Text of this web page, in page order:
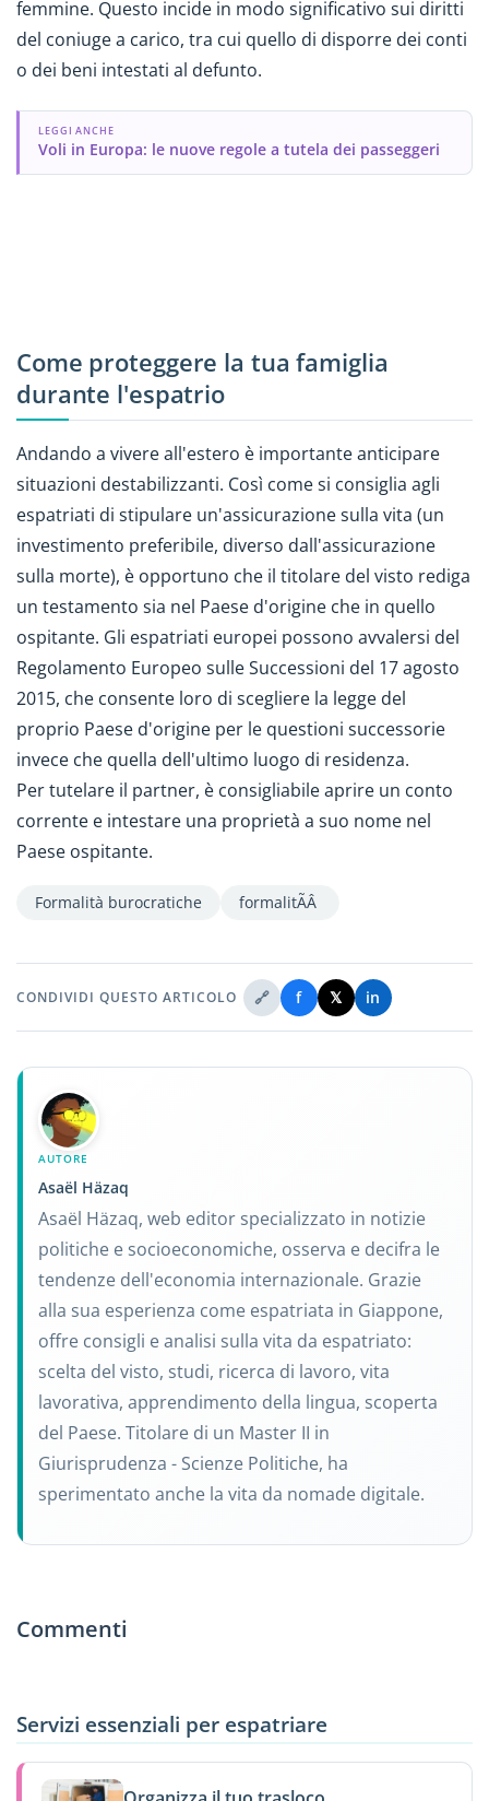
femmine. Questo incide in modo significativo sui diritti
del coniuge a carico, tra cui quello di disporre dei conti
o dei beni intestati al defunto.
LEGGI ANCHE
Voli in Europa: le nuove regole a tutela dei passeggeri
Come proteggere la tua famiglia
durante l'espatrio
Andando a vivere all'estero è importante anticipare
situazioni destabilizzanti. Così come si consiglia agli
espatriati di stipulare un'assicurazione sulla vita (un
investimento preferibile, diverso dall'assicurazione
sulla morte), è opportuno che il titolare del visto rediga
un testamento sia nel Paese d'origine che in quello
ospitante. Gli espatriati europei possono avvalersi del
Regolamento Europeo sulle Successioni del 17 agosto
2015, che consente loro di scegliere la legge del
proprio Paese d'origine per le questioni successorie
invece che quella dell'ultimo luogo di residenza.
Per tutelare il partner, è consigliabile aprire un conto
corrente e intestare una proprietà a suo nome nel
Paese ospitante.
Formalità burocratiche formalitÃÂ
CONDIVIDI QUESTO ARTICOLO 🔗 f 𝕏 in
AUTORE
Asaël Häzaq
Asaël Häzaq, web editor specializzato in notizie
politiche e socioeconomiche, osserva e decifra le
tendenze dell'economia internazionale. Grazie
alla sua esperienza come espatriata in Giappone,
offre consigli e analisi sulla vita da espatriato:
scelta del visto, studi, ricerca di lavoro, vita
lavorativa, apprendimento della lingua, scoperta
del Paese. Titolare di un Master II in
Giurisprudenza - Scienze Politiche, ha
sperimentato anche la vita da nomade digitale.
Commenti
Servizi essenziali per espatriare